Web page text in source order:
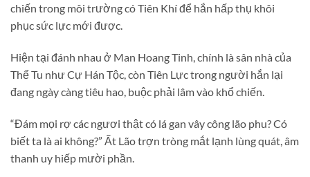
chiến trong môi trường có Tiên Khí để hắn hấp thụ khôi
phục sức lực mới được.
Hiện tại đánh nhau ở Man Hoang Tinh, chính là sân nhà của
Thể Tu như Cự Hán Tộc, còn Tiên Lực trong người hắn lại
đang ngày càng tiêu hao, buộc phải lâm vào khổ chiến.
“Đám mọi rợ các ngươi thật có lá gan vây công lão phu? Có
biết ta là ai không?” Ất Lão trợn tròng mắt lạnh lùng quát, âm
thanh uy hiếp mười phần.